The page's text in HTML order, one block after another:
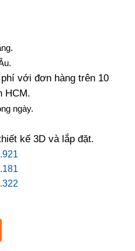
với đơn hàng trên 10
HCM.
ngày.
kế 3D và lắp đặt.